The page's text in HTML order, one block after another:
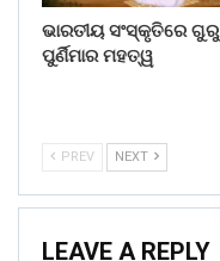
ଭାରତୀୟ ସଂସ୍କୃତିରେ ଗୁରୁ
ପୁର୍ଣିମାର ମହତ୍ୱ
PREV NEXT
LEAVE A REPLY